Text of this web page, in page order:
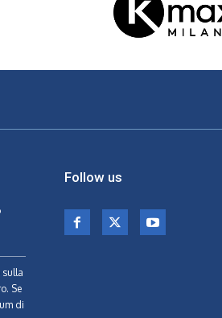
sulla
Se
di
Follow us